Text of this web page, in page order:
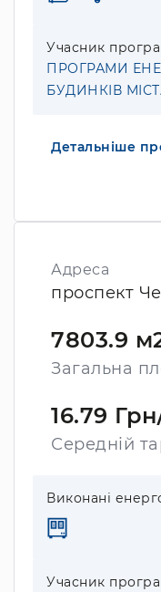
Учасник
ПРОГРАМИ
БУДИНКІВ
Детальніше
Адреса
проспект
7803.9
Загальна
16.79
Середній
Виконані
Учасник